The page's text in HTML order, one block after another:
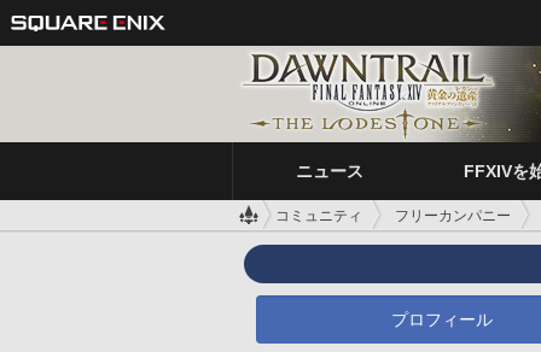
ニュース FFXIVを
コミュニティ フリーカンパニー
プロフィール